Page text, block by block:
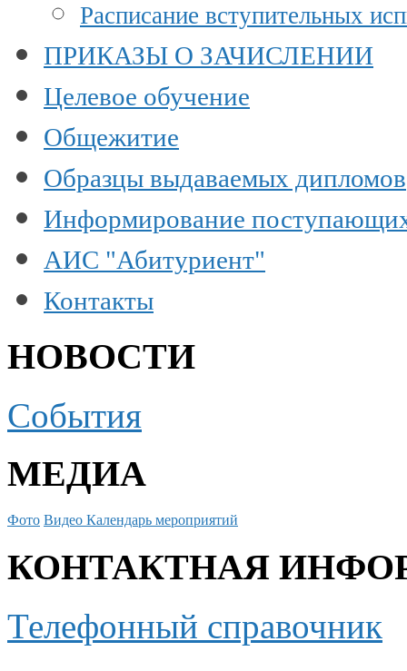
Расписание вступительных
ПРИКАЗЫ О ЗАЧИСЛЕНИИ
Целевое обучение
Общежитие
Образцы выдаваемых дипломов
Информирование
АИС "Абитуриент"
Контакты
НОВОСТИ
События
МЕДИА
Фото Видео Календарь мероприятий
КОНТАКТНАЯ
Телефонный справочник